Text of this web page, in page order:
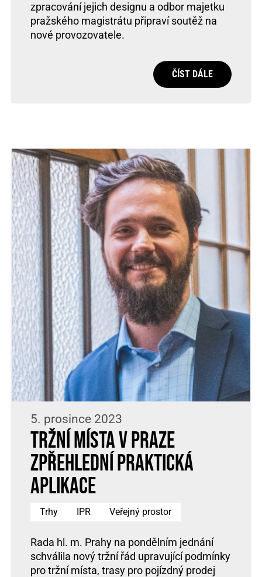
zpracování jejich designu a odbor majetku
pražského magistrátu připraví soutěž na
nové provozovatele.
ČÍST DÁLE
5. prosince 2023
Tržní místa v Praze
zpřehlední praktická
aplikace
Trhy IPR Veřejný prostor
Rada hl. m. Prahy na pondělním jednání
schválila nový tržní řád upravující podmínky
pro tržní místa, trasy pro pojízdný prodej